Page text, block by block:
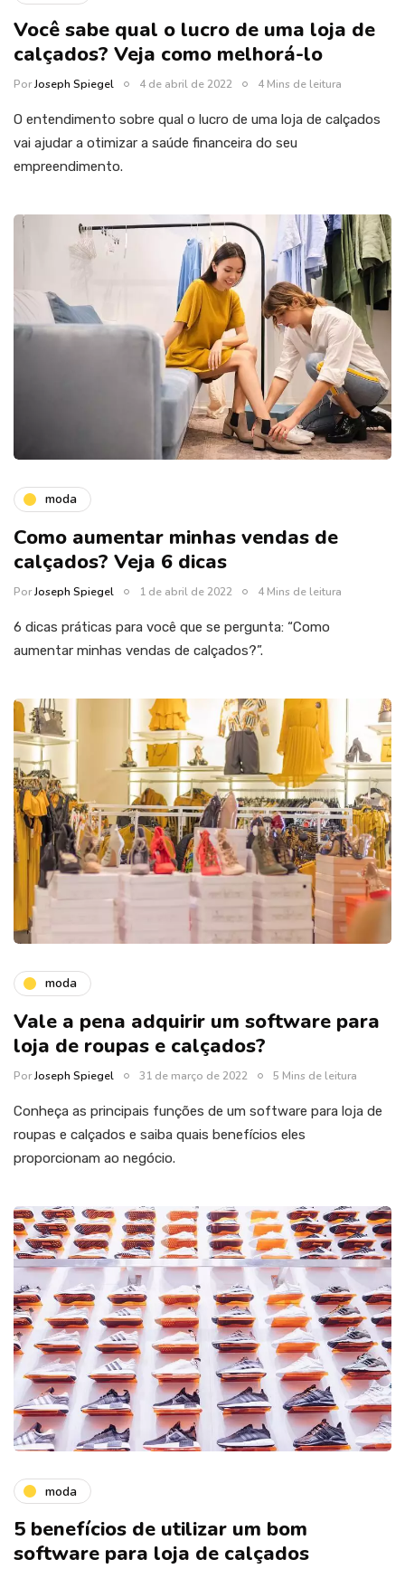
Você sabe qual o lucro de uma loja de
calçados? Veja como melhorá-lo
PorJoseph Spiegel 4 de abril de 2022 4 Mins de leitura
O entendimento sobre qual o lucro de uma loja de calçados
vai ajudar a otimizar a saúde financeira do seu
empreendimento.
moda
Como aumentar minhas vendas de
calçados? Veja 6 dicas
PorJoseph Spiegel 1 de abril de 2022 4 Mins de leitura
6 dicas práticas para você que se pergunta: “Como
aumentar minhas vendas de calçados?”.
moda
Vale a pena adquirir um software para
loja de roupas e calçados?
PorJoseph Spiegel 31 de março de 2022 5 Mins de leitura
Conheça as principais funções de um software para loja de
roupas e calçados e saiba quais benefícios eles
proporcionam ao negócio.
moda
5 benefícios de utilizar um bom
software para loja de calçados